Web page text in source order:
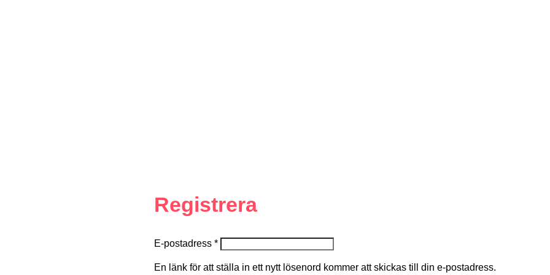
Registrera
E-postadress *
En länk för att ställa in ett nytt lösenord kommer att skickas till din e-postadress.